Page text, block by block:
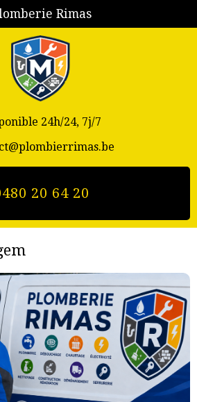
Rimas
24h/24, 7j/7
20 64 20